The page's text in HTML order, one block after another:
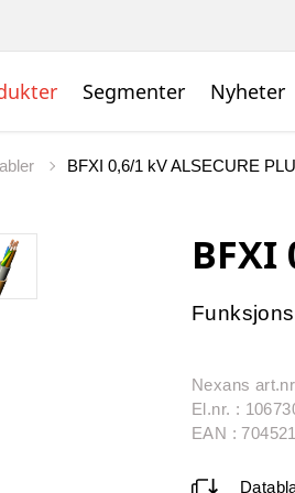
Segmenter Nyheter
BFXI 0,6/1 kV ALSECURE
BFXI
Nexans
El.nr. :
EAN :